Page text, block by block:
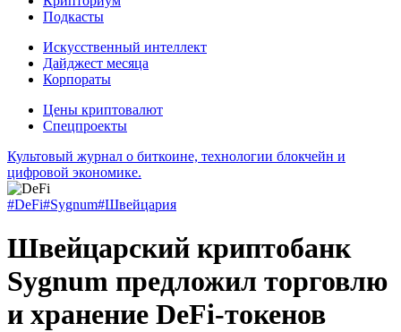
Подкасты
Искусственный интеллект
Дайджест месяца
Корпораты
Цены криптовалют
Спецпроекты
Культовый журнал о биткоине, технологии блокчейн и
цифровой экономике.
#DeFi#Sygnum#Швейцария
Швейцарский криптобанк
Sygnum предложил торговлю
и хранение DeFi-токенов